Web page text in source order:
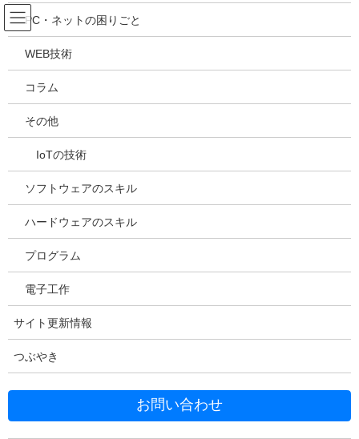
コ
ン
テ
ツ
ス
ッ
ナ
ビ
ゲ
シ
ン
移
吉川万能ＩＴ研究所
メディア
HOME
2024年4月23日
20240423192009
PC・ネットの困りごと
WEB技術
コラム
その他
IoTの技術
ソフトウェアのスキル
ハードウェアのスキル
プログラム
電子工作
サイト更新情報
つぶやき
お問い合わせ